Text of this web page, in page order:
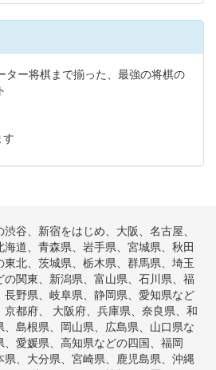
ター将棋まで揃った、最強の将棋の
谷、新宿をはじめ、大阪、名古屋、
道、青森県、岩手県、宮城県、秋田
北、茨城県、栃木県、群馬県、埼玉
関東、新潟県、富山県、石川県、福
野県、岐阜県、静岡県、愛知県など
都府、 大阪府、兵庫県、奈良県、和
島根県、岡山県、広島県、山口県な
愛媛県、高知県などの四国、福岡
、大分県、宮崎県、鹿児島県、沖縄